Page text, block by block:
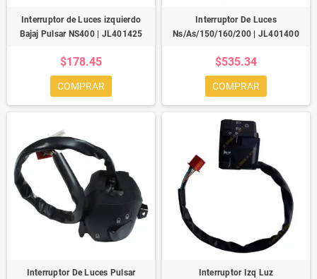
Interruptor de Luces izquierdo
Bajaj Pulsar NS400 | JL401425
$178.45
COMPRAR
Interruptor De Luces
Ns/As/150/160/200 | JL401400
$535.34
COMPRAR
Interruptor De Luces Pulsar
Interruptor Izq Luz